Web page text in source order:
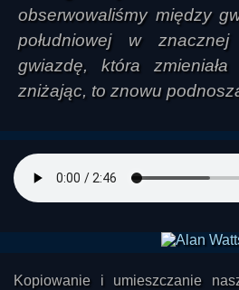
obserwowaliśmy między
południowej w
gwiazdę, która
zniżając, to znowu
Kopiowanie i umieszczanie